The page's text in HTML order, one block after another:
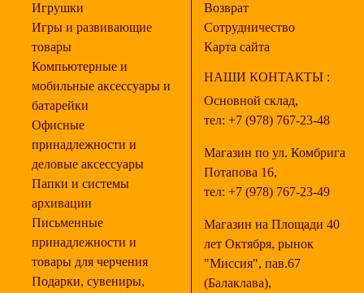
Игрушки
Игры и развивающие
товары
Компьютерные и
мобильные аксессуары и
батарейки
Офисные
принадлежности и
деловые аксессуары
Папки и системы
архивации
Письменные
принадлежности и
товары для черчения
Подарки, сувениры,
Возврат
Сотрудничество
Карта сайта
НАШИ КОНТАКТЫ :
Основной склад,
тел: +7 (978) 767-23-48
Магазин по ул. Комбрига
Потапова 16,
тел: +7 (978) 767-23-49
Магазин на Площади 40
лет Октября, рынок
"Миссия", пав.67
(Балаклава),